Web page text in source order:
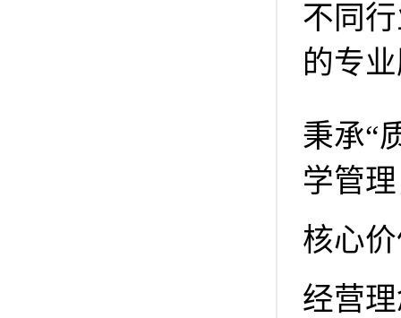
不同
的专
秉承“
学管
核心
经营